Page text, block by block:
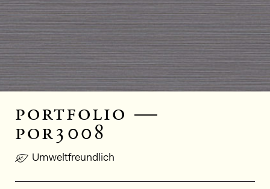
portfolio —
por3008
Umweltfreundlich